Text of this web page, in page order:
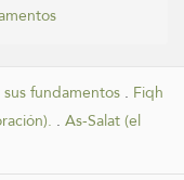
fundamentos. Fiqh
. As-Salat (el